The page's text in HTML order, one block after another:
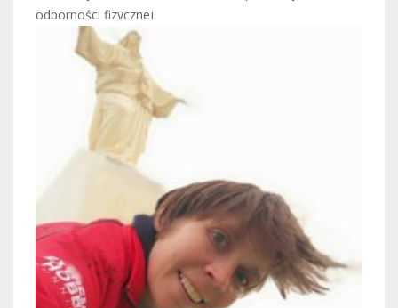
odporności fizycznej.